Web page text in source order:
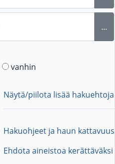
...
vanhin
Näytä/piilota lisää hakuehtoja
Hakuohjeet ja haun kattavuus
Ehdota aineistoa kerättäväksi